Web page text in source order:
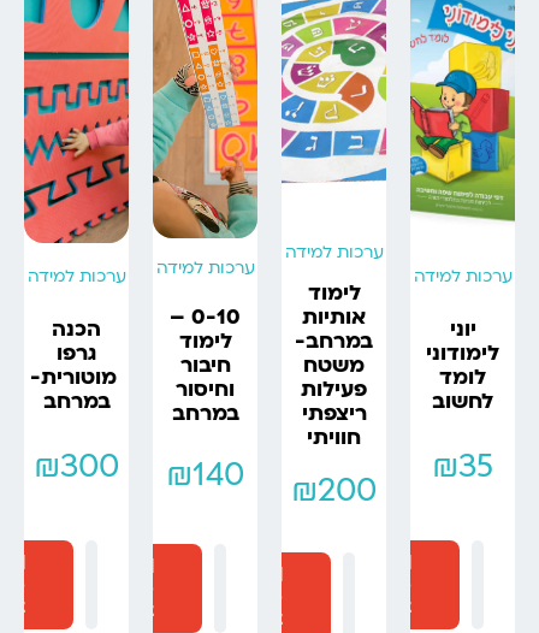
ערכות למידה
יוני
לימודוני
לומד
לחשוב
₪35
Add
to
cart
ערכות למידה
לימוד
אותיות
במרחב-
משטח
פעילות
ריצפתי
חוויתי
₪200
Add
to
cart
ערכות למידה
0-10 –
לימוד
חיבור
וחיסור
במרחב
₪140
Add
to
cart
ערכות למידה
הכנה
גרפו
מוטורית-
במרחב
₪300
to